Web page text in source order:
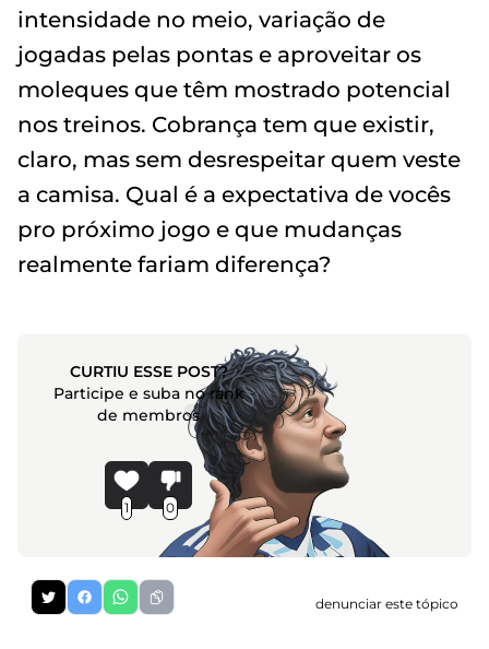
intensidade no meio, variação de
jogadas pelas pontas e aproveitar os
moleques que têm mostrado potencial
nos treinos. Cobrança tem que existir,
claro, mas sem desrespeitar quem veste
a camisa. Qual é a expectativa de vocês
pro próximo jogo e que mudanças
realmente fariam diferença?
CURTIU ESSE POST?
Participe e suba no rank
de membros
1 0
denunciar este tópico